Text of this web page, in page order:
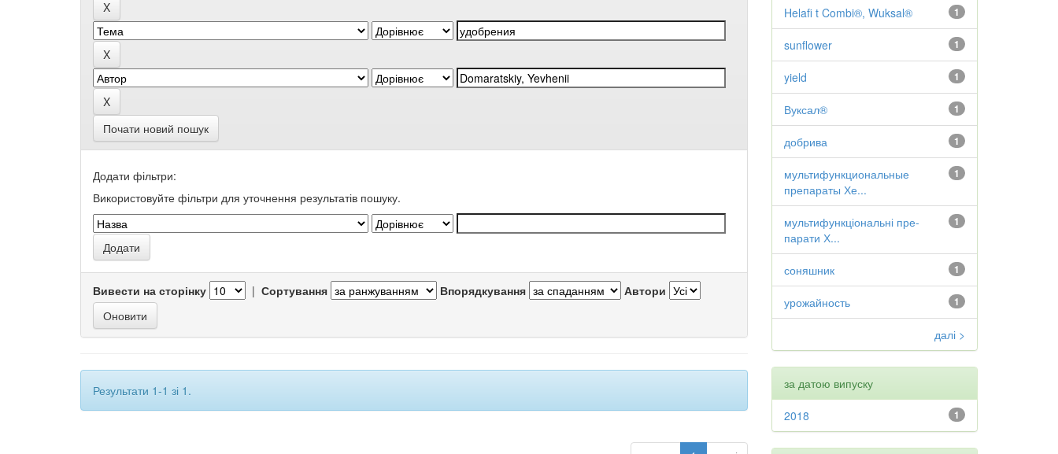
Почати новий пошук
Додати фільтри:
Використовуйте фільтри для уточнення результатів пошуку.
Вивести на сторінку | Сортування Впорядкування Автори
Результати 1-1 зі 1.
1
Helafi t Combi®, Wuksal®
1
sunflower
1
yield
1
Вуксал®
1
добрива
1
мультифункциональные
препараты Хе...
1
мультифункціональні пре-
парати Х...
1
соняшник
1
урожайность
далі >
за датою випуску
1
2018